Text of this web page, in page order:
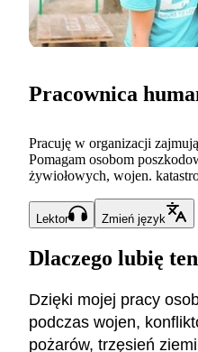
Pracownica
Pracuję w organizacji
Pomagam osobom
żywiołowych, wojen.
Lektor Zmień język
Dlaczego lubię
Dzięki mojej pracy
podczas wojen,
pożarów, trzęsień